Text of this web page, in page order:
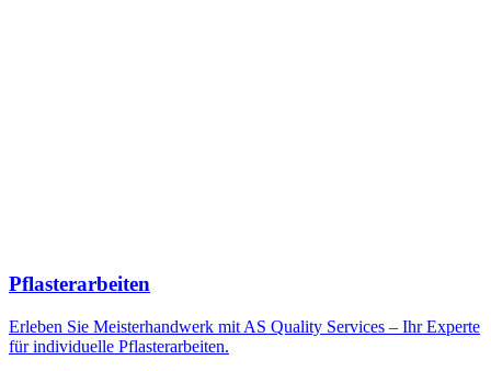
Pflasterarbeiten
Erleben Sie Meisterhandwerk mit AS Quality Services – Ihr Experte
für individuelle Pflasterarbeiten.